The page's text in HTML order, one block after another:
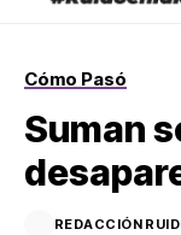
Cómo Pasó
Suman
REDACCIÓN